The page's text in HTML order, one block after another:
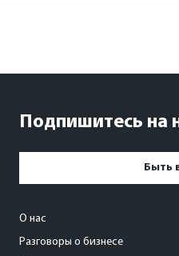
Подпишитесь на
Быть
О нас
Разговоры о бизнесе